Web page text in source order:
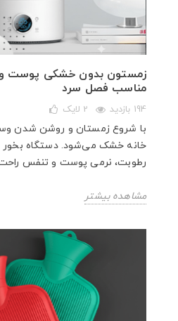
زمستون بدون خشکی پوست و
مناسب فصل سرد
194 بازدید 2 لایک
با شروع زمستان و روشن شدن
خانه خشک می‌شود. دستگاه بخور
رطوبت، نرمی پوست و تنفس
مشاهده بیشتر